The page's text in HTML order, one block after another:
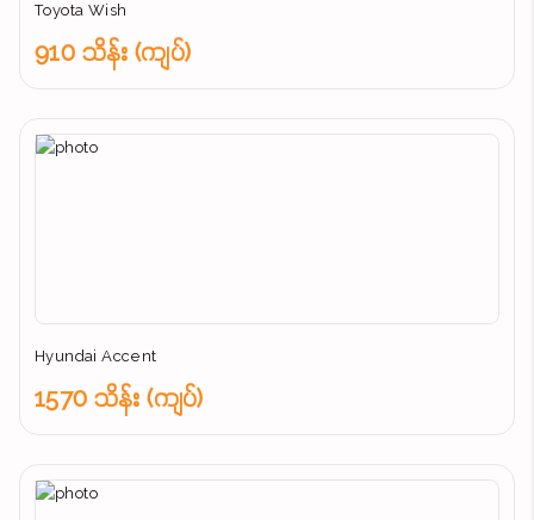
Toyota Wish
910 သိန်း (ကျပ်)
Hyundai Accent
1570 သိန်း (ကျပ်)